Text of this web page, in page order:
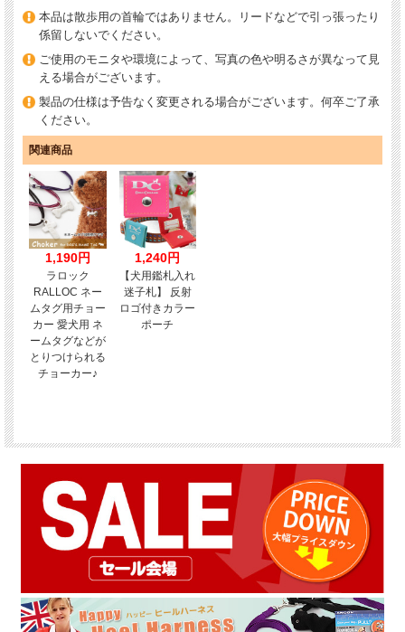
本品は散歩用の首輪ではありません。リードなどで引っ張ったり
係留しないでください。
ご使用のモニタや環境によって、写真の色や明るさが異なって見
える場合がございます。
製品の仕様は予告なく変更される場合がございます。何卒ご了承
ください。